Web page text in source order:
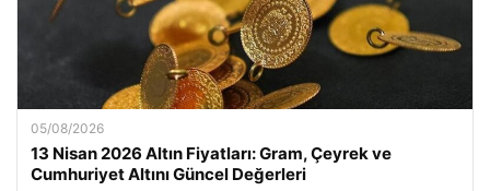
05/08/2026
13 Nisan 2026 Altın Fiyatları: Gram, Çeyrek ve
Cumhuriyet Altını Güncel Değerleri